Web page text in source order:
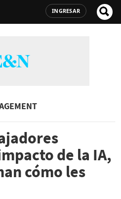
INGRESAR
de la IA,
cómo les